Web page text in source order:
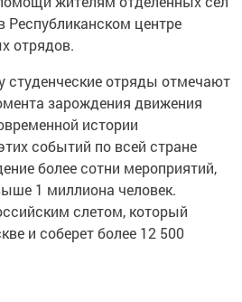
Республиканском центре
отрядов.
студенческие отряды отмечают
зарождения движения
истории
событий по всей стране
более сотни мероприятий,
1 миллиона человек.
слетом, который
и соберет более 12 500